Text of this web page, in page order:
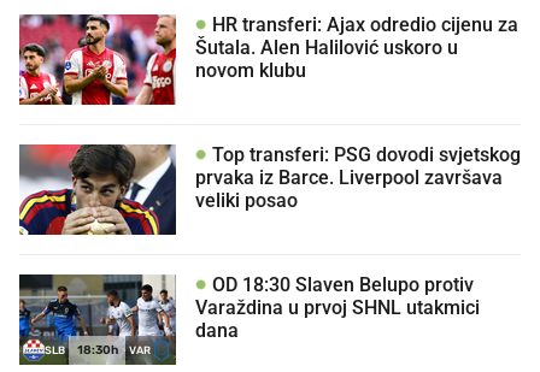
HR transferi: Ajax odredio cijenu za
Šutala. Alen Halilović uskoro u
novom klubu
Top transferi: PSG dovodi svjetskog
prvaka iz Barce. Liverpool završava
veliki posao
SLB 18:30h VAR
OD 18:30 Slaven Belupo protiv
Varaždina u prvoj SHNL utakmici
dana